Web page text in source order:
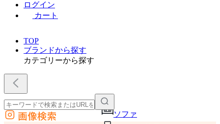
ログイン
カート
TOP
ブランドから探す
カテゴリーから探す
ソファ
外部サイトの商品をカートに追加
画像検索